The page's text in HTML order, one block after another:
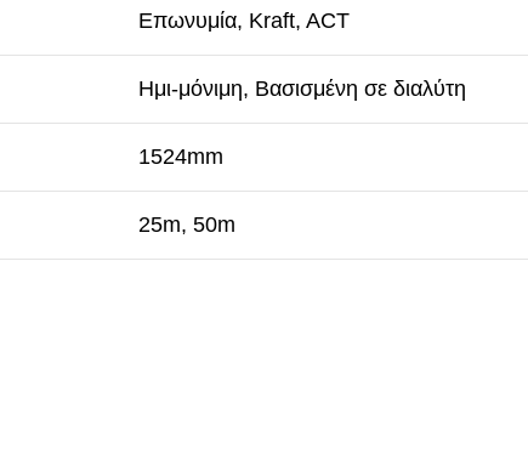
Επωνυμία, Kraft, ACT
Ημι-μόνιμη, Βασισμένη σε διαλύτη
1524mm
25m, 50m